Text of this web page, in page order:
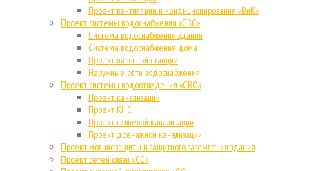
Проект вентиляции и кондиционирования «ВиК»
Проект системы водоснабжения «СВС»
Система водоснабжения здания
Система водоснабжения дома
Проект насосной станции
Наружные сети водоснабжения
Проект системы водоотведения «СВО»
Проект канализации
Проект КНС
Проект ливнёвой канализации
Проект дренажной канализации
Проект молниезащиты и защитного заземления здания
Проект сетей связи «СС»